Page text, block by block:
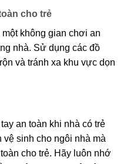
cho trẻ
không gian chơi an
nhà. Sử dụng các đồ
và tránh xa khu vực dọn
an toàn khi nhà có trẻ
sinh cho ngôi nhà mà
cho trẻ. Hãy luôn nhớ